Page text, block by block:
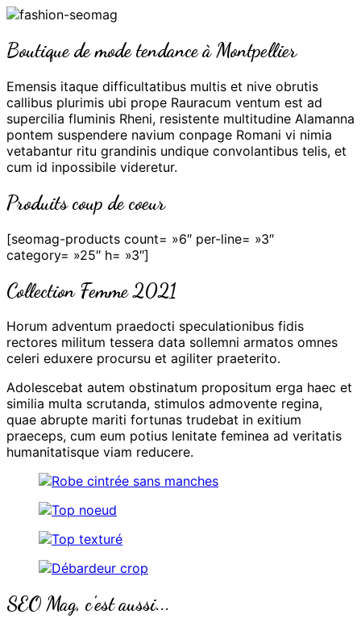
Boutique de mode tendance à Montpellier
Emensis itaque difficultatibus multis et nive obrutis
callibus plurimis ubi prope Rauracum ventum est ad
supercilia fluminis Rheni, resistente multitudine Alamanna
pontem suspendere navium conpage Romani vi nimia
vetabantur ritu grandinis undique convolantibus telis, et
cum id inpossibile videretur.
Produits coup de coeur
[seomag-products count= »6″ per-line= »3″
category= »25″ h= »3″]
Collection Femme 2021
Horum adventum praedocti speculationibus fidis
rectores militum tessera data sollemni armatos omnes
celeri eduxere procursu et agiliter praeterito.
Adolescebat autem obstinatum propositum erga haec et
similia multa scrutanda, stimulos admovente regina,
quae abrupte mariti fortunas trudebat in exitium
praeceps, cum eum potius lenitate feminea ad veritatis
humanitatisque viam reducere.
SEO Mag, c'est aussi...